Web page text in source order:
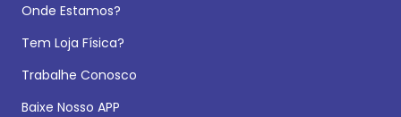
Onde Estamos?
Tem Loja Física?
Trabalhe Conosco
Baixe Nosso APP